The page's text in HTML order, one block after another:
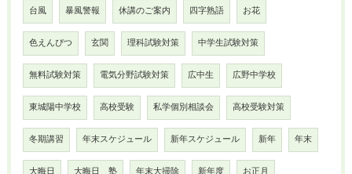
台風 暴風警報 休講のご案内 四字熟語 お花
色えんぴつ 玄関 理科試験対策 中学生試験対策
無料試験対策 電気分野試験対策 広中生 広野中学校
東城陽中学校 高校受験 私学個別相談会 高校受験対策
冬期講習 年末スケジュール 新年スケジュール 新年 年末